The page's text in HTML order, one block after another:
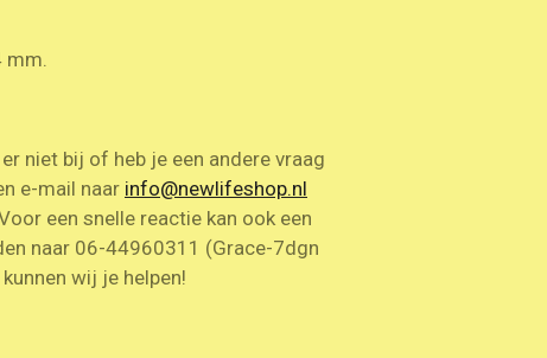
niet bij of heb je een andere vraag
e-mail naar info@newlifeshop.nl
een snelle reactie kan ook een
naar 06-44960311 (Grace-7dgn
wij je helpen!